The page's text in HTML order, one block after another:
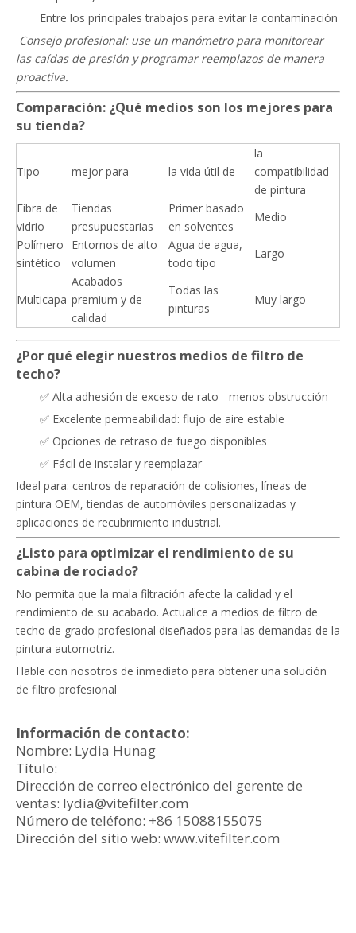
Entre los principales trabajos para evitar la contaminación
Consejo profesional: use un manómetro para monitorear
las caídas de presión y programar reemplazos de manera
proactiva.
Comparación: ¿Qué medios son los mejores para
su tienda?
Tipo mejor para la vida útil de
la
compatibilidad
de pintura
Fibra de
vidrio
Tiendas
presupuestarias
Primer basado
en solventes
Medio
Polímero
sintético
Entornos de alto
volumen
Agua de agua,
todo tipo
Largo
Multicapa
Acabados
premium y de
calidad
Todas las
pinturas
Muy largo
¿Por qué elegir nuestros medios de filtro de
techo?
✅ Alta adhesión de exceso de rato - menos obstrucción
✅ Excelente permeabilidad: flujo de aire estable
✅ Opciones de retraso de fuego disponibles
✅ Fácil de instalar y reemplazar
Ideal para: centros de reparación de colisiones, líneas de
pintura OEM, tiendas de automóviles personalizadas y
aplicaciones de recubrimiento industrial.
¿Listo para optimizar el rendimiento de su
cabina de rociado?
No permita que la mala filtración afecte la calidad y el
rendimiento de su acabado. Actualice a medios de filtro de
techo de grado profesional diseñados para las demandas de la
pintura automotriz.
Hable con nosotros de inmediato para obtener una solución
de filtro profesional
Información de contacto:
Nombre: Lydia Hunag
Título:
Dirección de correo electrónico del gerente de
ventas: lydia@vitefilter.com
Número de teléfono: +86 15088155075
Dirección del sitio web: www.vitefilter.com